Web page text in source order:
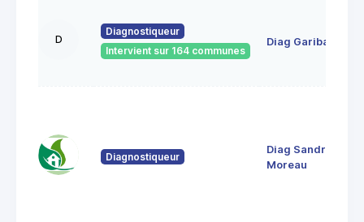
D
Diagnostiqueur
Intervient sur 164 communes
Diag Garibaldi
Diagnostiqueur
Diag Sandrine
Moreau